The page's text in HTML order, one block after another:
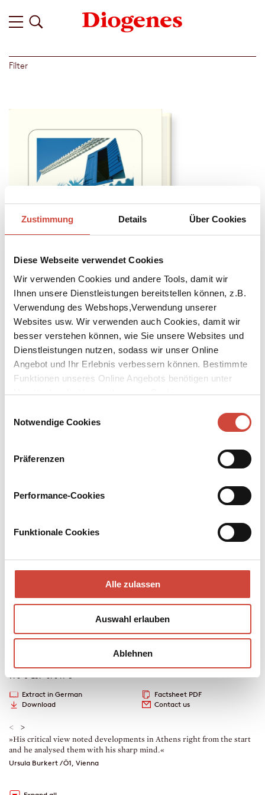
Zustimmung Details Über Cookies
Diese Webseite verwendet Cookies
Wir verwenden Cookies und andere Tools, damit wir
Ihnen unsere Dienstleistungen bereitstellen können, z.B.
Verwendung des Webshops,Verwendung unserer
Websites usw. Wir verwenden auch Cookies, damit wir
besser verstehen können, wie Sie unsere Websites und
Dienstleistungen nutzen, sodass wir unser Online
Angebot und Ihr Erlebnis verbessern können. Bestimmte
Funktionen unseres Online Angebots benötigen unter
Umständen die Verwendung von Cookies von
Notwendige Cookies
Präferenzen
Performance-Cookies
Funktionale Cookies
Alle zulassen
Auswahl erlauben
Ablehnen
Filter
Three Graces
A Case for Costas Haritos
Published by Diogenes as
In his newCostas Haritos
novel, Greece’s beloved bestselling
author satirizes the education business, his unmistakable tone
Haritos and holidays? These two rarely seem to happen. But now,
meet the Three Graces, a trio of vivid elderly Greek ladies, who are
ready and willing to go on any excursion and happy to read
inspector. A professor has been poisoned. The academic world is
Crime Fiction, Contemporary Literature
978-3-257-07041-5
Extract in German
Download
Factsheet PDF
Contact us
< >
»His critical view noted developments in Athens right from the start
and he analysed them with his sharp mind.«
Ursula Burkert / Ö1, Vienna